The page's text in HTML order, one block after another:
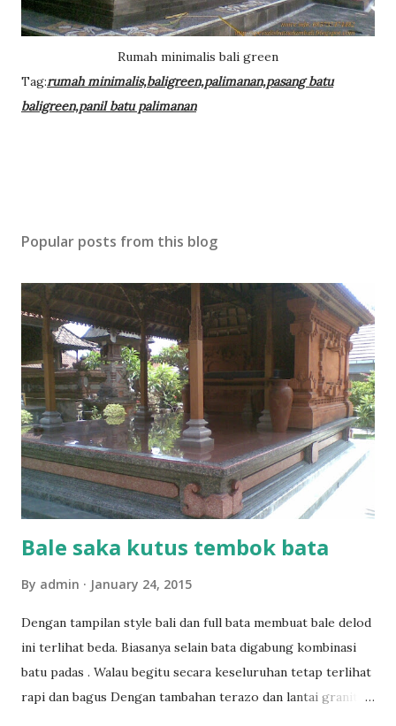
Rumah minimalis bali green
Tag:rumah minimalis,baligreen,palimanan,pasang batu
baligreen,panil batu palimanan
Popular posts from this blog
Bale saka kutus tembok bata
By admin January 24, 2015
Dengan tampilan style bali dan full bata membuat bale delod
ini terlihat beda. Biasanya selain bata digabung kombinasi
batu padas . Walau begitu secara keseluruhan tetap terlihat
rapi dan bagus Dengan tambahan terazo dan lantai granit